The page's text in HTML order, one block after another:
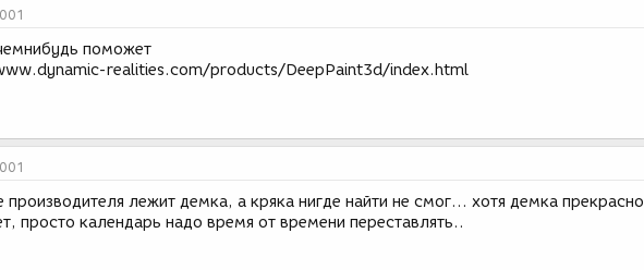
поможет
realities.com/products/DeepPaint3d/index.html
производителя лежит демка, а кряка нигде найти не смог... хотя демка прекрасно
просто календарь надо время от времени переставлять..